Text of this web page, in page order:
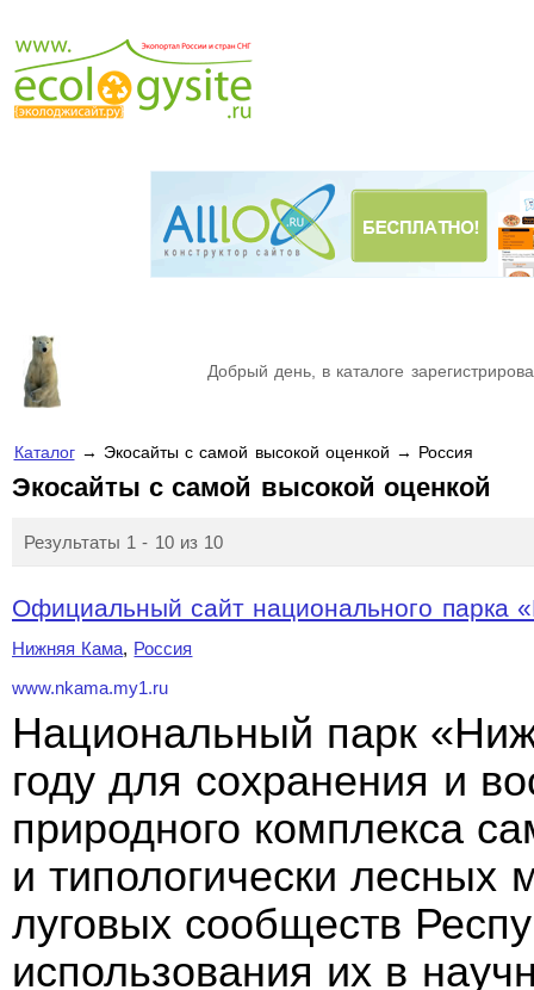
Добрый день, в каталоге
Каталог→ Экосайты с самой высокой оценкой → Россия
Экосайты с самой высокой оценкой
Результаты 1 - 10 из 10
Официальный сайт национального парка
Нижняя Кама, Россия
www.nkama.my1.ru
Национальный парк
году для сохранения и
природного комплекса
и типологически лесных
луговых сообществ
использования их в